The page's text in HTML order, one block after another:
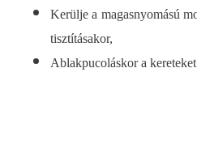
Kerülje a magasnyomású
tisztításakor,
Ablakpucoláskor a